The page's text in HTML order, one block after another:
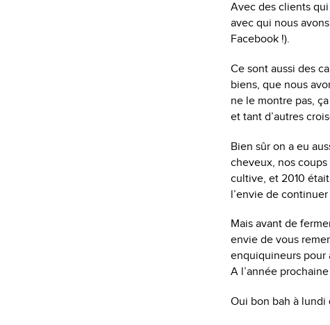
Avec des clients
avec qui nous
Facebook !).
Ce sont aussi des
biens, que nous
ne le montre pas,
et tant d’autres
Bien sûr on a eu
cheveux, nos coups
cultive, et 2010
l’envie de
Mais avant de
envie de vous
enquiquineurs pour
A l’année prochaine
Oui bon bah à lundi